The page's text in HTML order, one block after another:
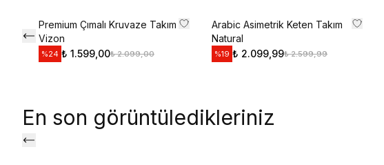
Premium Çımalı Kruvaze Takım
Vizon
%24 ₺ 1.599,00₺ 2.099,00
Arabic Asimetrik Keten Takım
Natural
%19 ₺ 2.099,99₺ 2.599,99
En son görüntüledikleriniz